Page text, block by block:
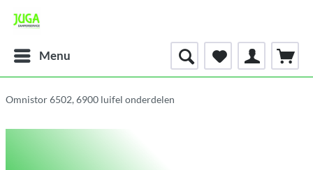
Menu
Omnistor 6502, 6900 luifel onderdelen